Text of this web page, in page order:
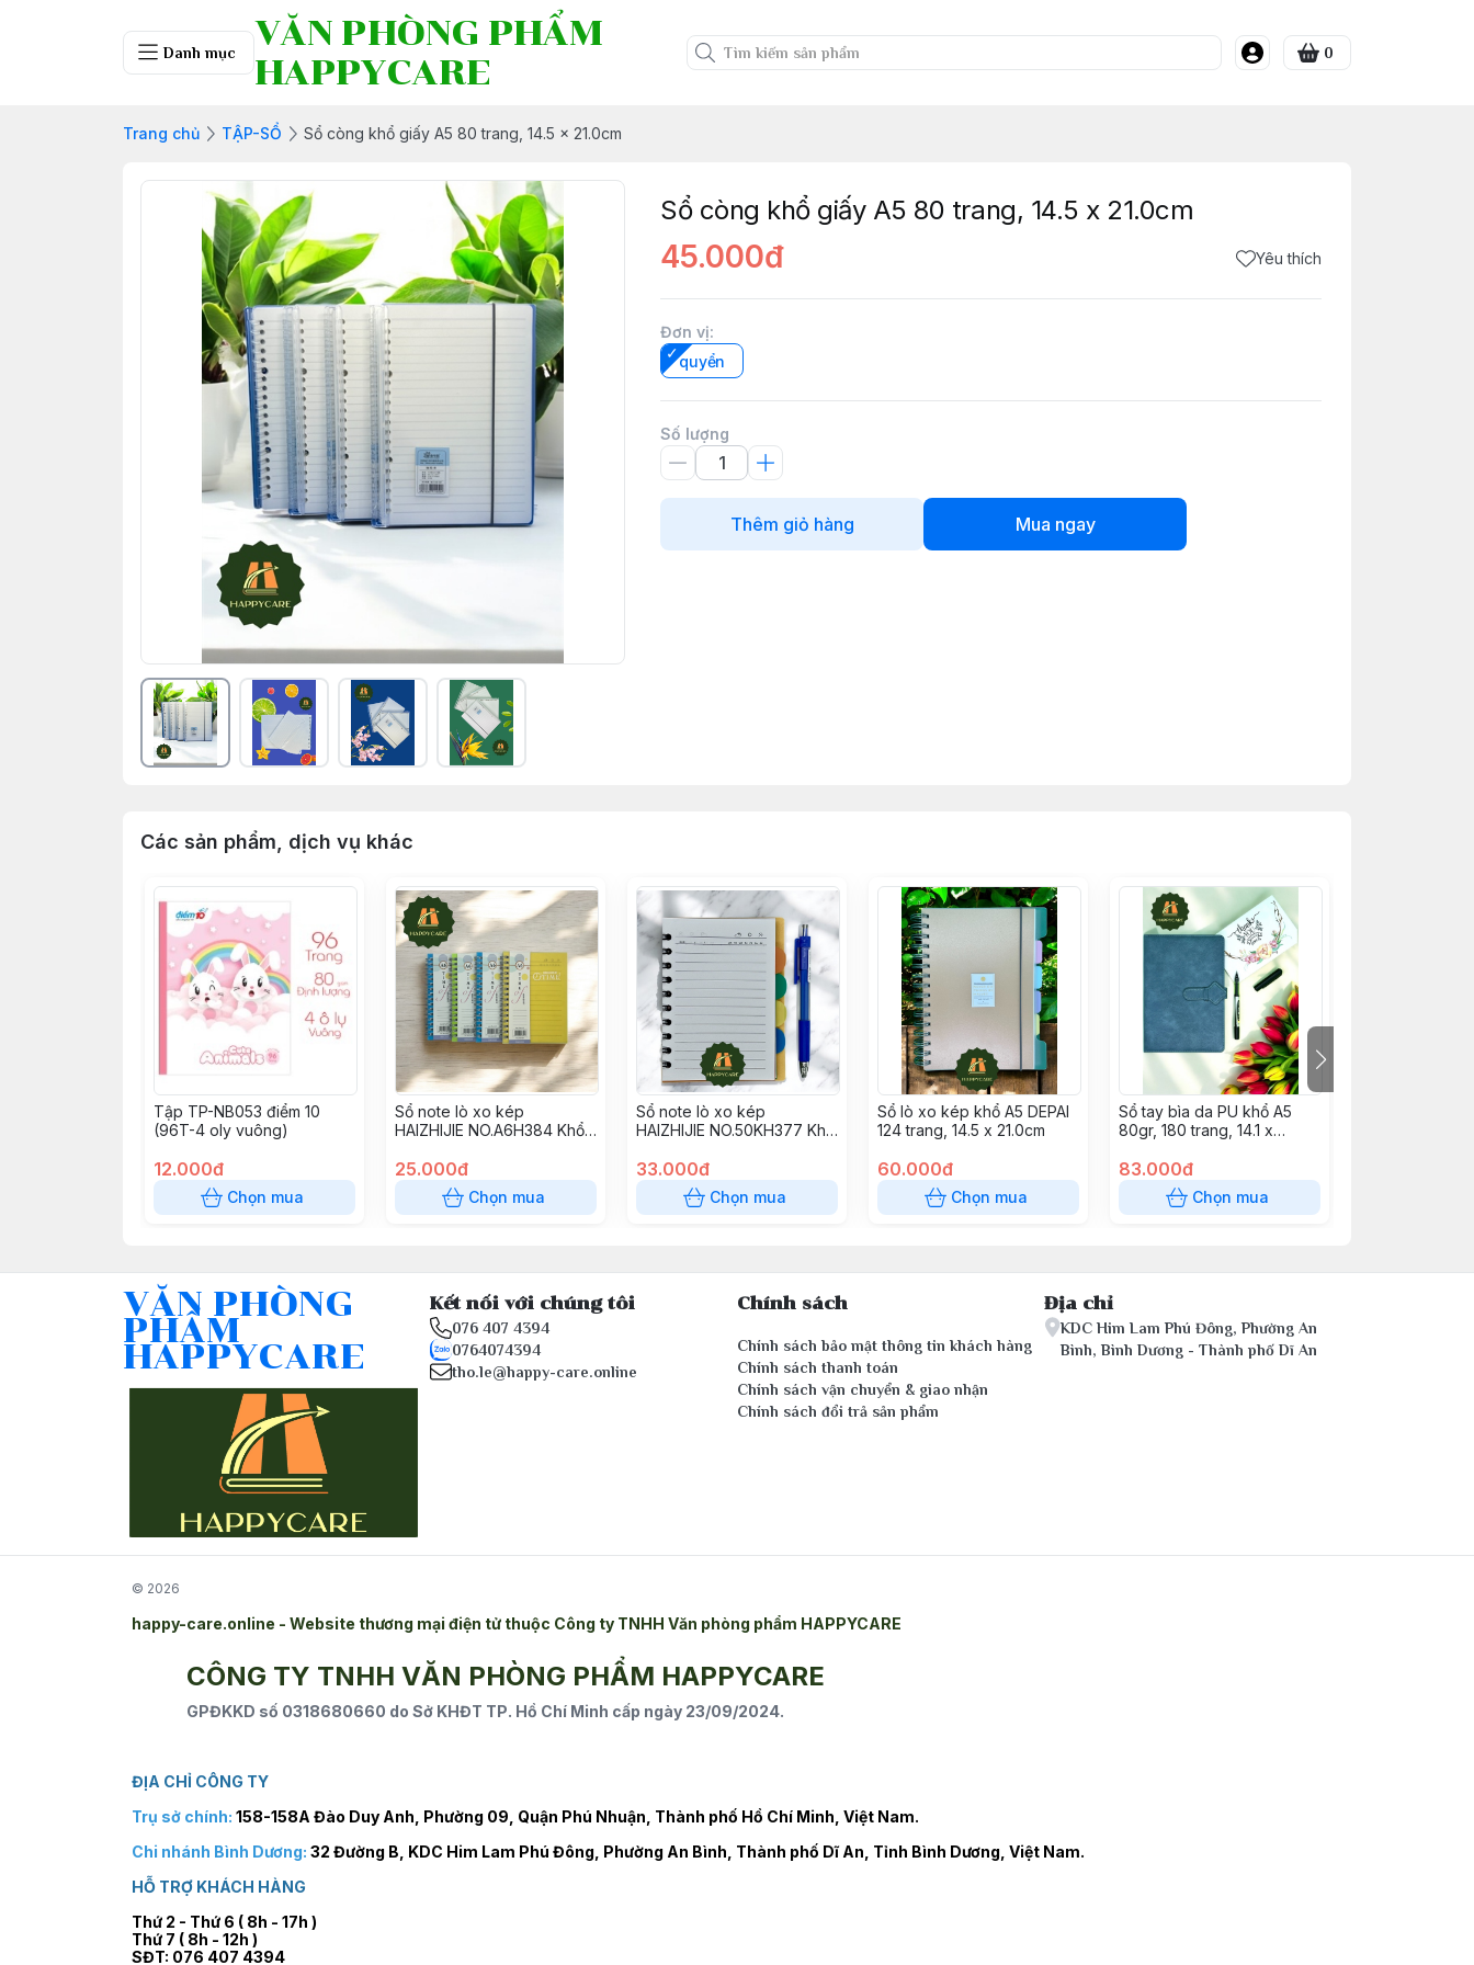
Danh mục
VĂN PHÒNG PHẨM
HAPPYCARE
0
Trang chủ TẬP-SỔ Sổ còng khổ giấy A5 80 trang, 14.5 x 21.0cm
Sổ còng khổ giấy A5 80 trang, 14.5 x 21.0cm
45.000đ Yêu thích
Đơn vị:
quyển
Số lượng
Thêm giỏ hàng Mua ngay
Các sản phẩm, dịch vụ khác
Tập TP-NB053 điểm 10
(96T-4 oly vuông)
12.000đ
Chọn mua
Sổ note lò xo kép
HAIZHIJIE NO.A6H384 Khổ
25.000đ
Chọn mua
Sổ note lò xo kép
HAIZHIJIE NO.50KH377 Khổ
33.000đ
Chọn mua
Sổ lò xo kép khổ A5 DEPAI
124 trang, 14.5 x 21.0cm
60.000đ
Chọn mua
Sổ tay bìa da PU khổ A5
80gr, 180 trang, 14.1 x
83.000đ
Chọn mua
VĂN PHÒNG
PHẨM
HAPPYCARE
Kết nối với chúng tôi
076 407 4394
0764074394
tho.le@happy-care.online
Chính sách
Chính sách bảo mật thông tin khách hàng
Chính sách thanh toán
Chính sách vận chuyển & giao nhận
Chính sách đổi trả sản phẩm
Địa chỉ
KDC Him Lam Phú Đông, Phường An
Bình, Bình Dương - Thành phố Dĩ An
© 2026
happy-care.online - Website thương mại điện tử thuộc Công ty TNHH Văn phòng phẩm HAPPYCARE
CÔNG TY TNHH VĂN PHÒNG PHẨM HAPPYCARE
GPĐKKD số 0318680660 do Sở KHĐT TP. Hồ Chí Minh cấp ngày 23/09/2024.
ĐỊA CHỈ CÔNG TY
Trụ sở chính: 158-158A Đào Duy Anh, Phường 09, Quận Phú Nhuận, Thành phố Hồ Chí Minh, Việt Nam.
Chi nhánh Bình Dương: 32 Đường B, KDC Him Lam Phú Đông, Phường An Bình, Thành phố Dĩ An, Tỉnh Bình Dương, Việt Nam.
HỖ TRỢ KHÁCH HÀNG
Thứ 2 - Thứ 6 ( 8h - 17h )
Thứ 7 ( 8h - 12h )
SĐT: 076 407 4394